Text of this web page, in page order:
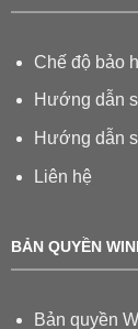
Chế độ bảo
Hướng dẫn
Hướng dẫn
Liên hệ
BẢN QUYỀN
Bản quyền